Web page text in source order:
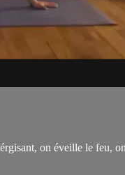
on éveille le feu,